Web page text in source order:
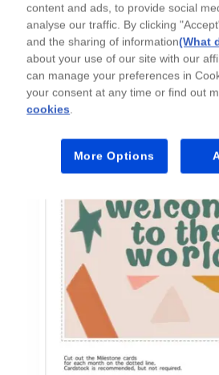
muutamassa minuutissa.
Miksi se toimii:
Käyttömukavuus ilman
Kameraystävällinen
Sopii mihin tahansa tyyliin -
Muistosake valmis - työnnä
content and ads, to provide social
analyse our traffic. By clicking
and the sharing of information(What
about your use of our site with our
can manage your preferences in
your consent at any time or find out
cookies.
More Options